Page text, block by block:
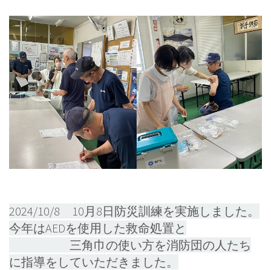
2024/10/8 10月8日防災訓練を実施しました。
今年はAEDを使用した救命処置と
三角巾の使い方を消防団の人たち
に指導をしていただきました。